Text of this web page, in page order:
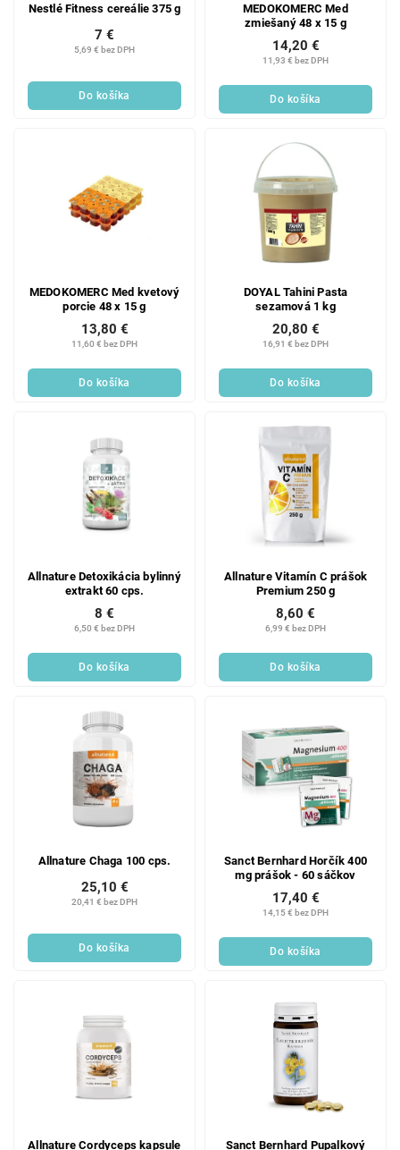
Nestlé Fitness cereálie 375 g
5,69 € bez DPH
7 €
Do košíka
MEDOKOMERC Med
zmiešaný 48 x 15 g
11,93 € bez DPH
14,20 €
Do košíka
MEDOKOMERC Med kvetový
porcie 48 x 15 g
11,60 € bez DPH
13,80 €
Do košíka
DOYAL Tahini Pasta
sezamová 1 kg
16,91 € bez DPH
20,80 €
Do košíka
Allnature Detoxikácia bylinný
extrakt 60 cps.
6,50 € bez DPH
8 €
Do košíka
Allnature Vitamín C prášok
Premium 250 g
6,99 € bez DPH
8,60 €
Do košíka
Allnature Chaga 100 cps.
20,41 € bez DPH
25,10 €
Do košíka
Sanct Bernhard Horčík 400
mg prášok - 60 sáčkov
14,15 € bez DPH
17,40 €
Do košíka
Allnature Cordyceps kapsule Sanct Bernhard Pupalkový